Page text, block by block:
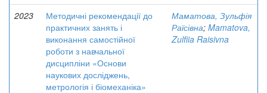
2023
Методичні рекомендації до
практичних занять і
виконання самостійної
роботи з навчальної
дисципліни «Основи
наукових досліджень,
метрологія і біомеханіка»
Маматова, Зульфія
Раїсівна; Mamatova,
Zulfiia Raisivna